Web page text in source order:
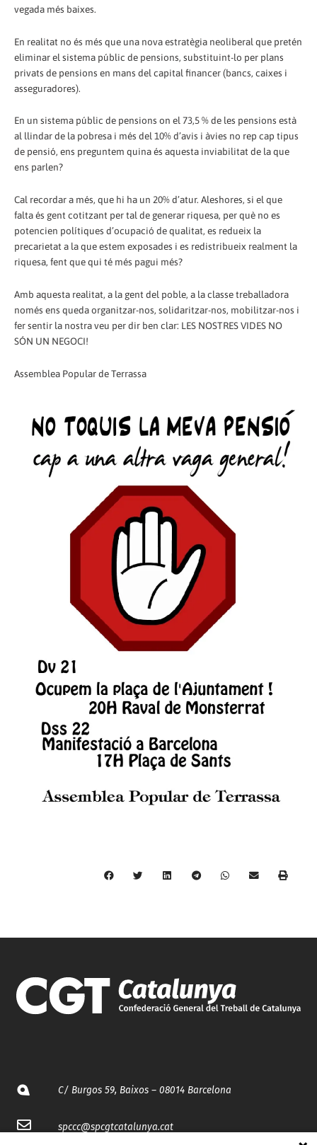
vegada més baixes.
En realitat no és més que una nova estratègia neoliberal que pretén
eliminar el sistema públic de pensions, substituint-lo per plans
privats de pensions en mans del capital financer (bancs, caixes i
asseguradores).
En un sistema públic de pensions on el 73,5 % de les pensions està
al llindar de la pobresa i més del 10% d’avis i àvies no rep cap tipus
de pensió, ens preguntem quina és aquesta inviabilitat de la que
ens parlen?
Cal recordar a més, que hi ha un 20% d’atur. Aleshores, si el que
falta és gent cotitzant per tal de generar riquesa, per què no es
potencien polítiques d’ocupació de qualitat, es redueix la
precarietat a la que estem exposades i es redistribueix realment la
riquesa, fent que qui té més pagui més?
Amb aquesta realitat, a la gent del poble, a la classe treballadora
només ens queda organitzar-nos, solidaritzar-nos, mobilitzar-nos i
fer sentir la nostra veu per dir ben clar: LES NOSTRES VIDES NO
SÓN UN NEGOCI!
Assemblea Popular de Terrassa
C/ Burgos 59, Baixos – 08014 Barcelona
spccc@spcgtcatalunya.cat